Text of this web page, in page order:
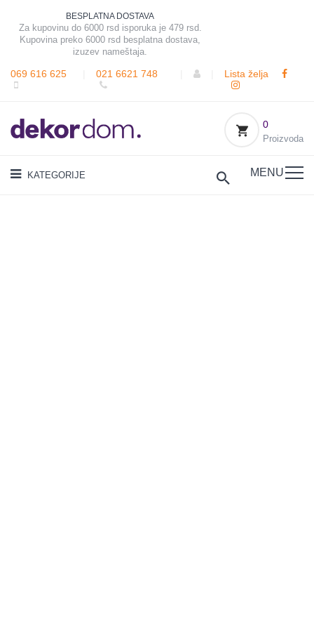
BESPLATNA DOSTAVA
Za kupovinu do 6000 rsd isporuka je 479 rsd.
Kupovina preko 6000 rsd besplatna dostava,
izuzev nameštaja.
069 616 625 021 6621 748 Lista želja
0
Proizvoda
KATEGORIJE MENU